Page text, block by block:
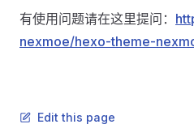
有使用问题请在这里提问：
nexmoe/hexo-theme-
Edit this page